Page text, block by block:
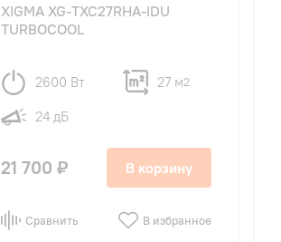
XIGMA XG-TXC27RHA-IDU
TURBOCOOL
2600 Вт 27 м2
24 дБ
21 700 ₽ В корзину
Сравнить В избранное